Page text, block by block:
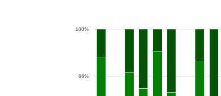
66%
100%